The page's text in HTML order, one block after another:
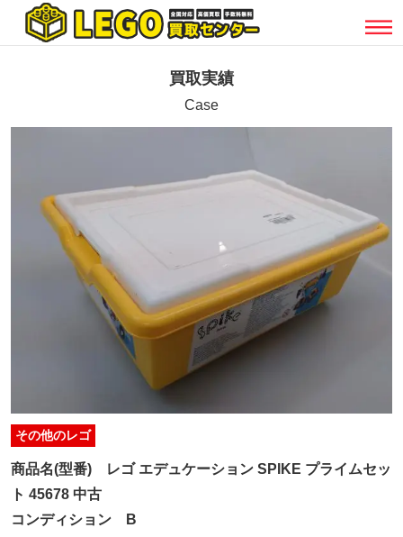
買取実績
Case
その他のレゴ
商品名(型番)
レゴ エデュケーション SPIKE プライムセッ
ト 45678 中古
コンディション
B